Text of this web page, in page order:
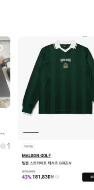
HP Victus 15 게이밍 노트북 판매합니다 / RTX 3050 / i5-13420H / RAM 16GB / 신품급
1